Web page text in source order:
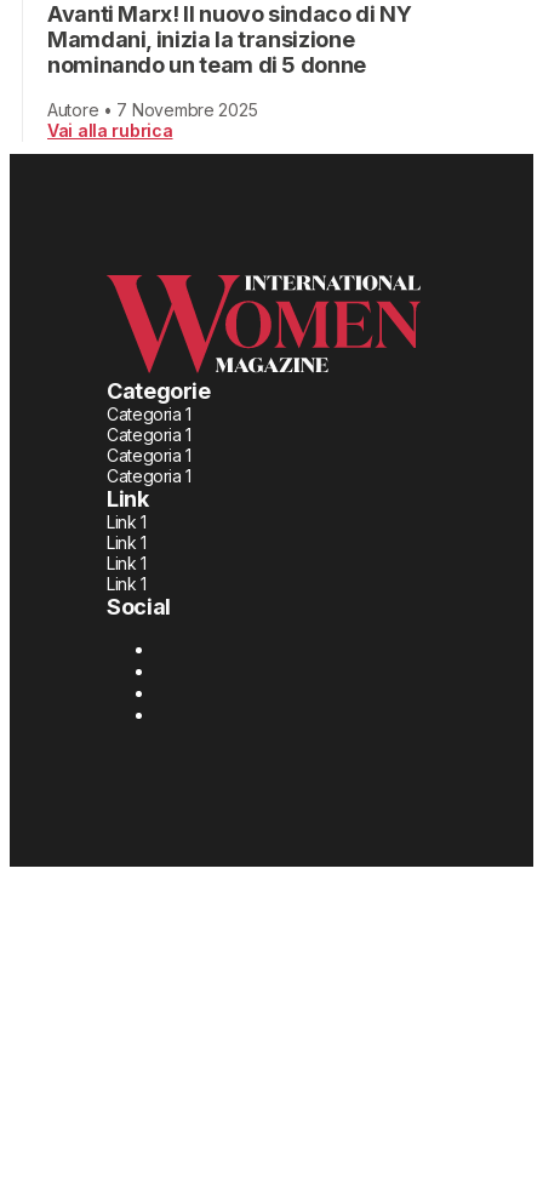
Avanti Marx! Il nuovo sindaco di NY
Mamdani, inizia la transizione
nominando un team di 5 donne
Autore • 7 Novembre 2025
Vai alla rubrica
Categorie
Categoria 1
Categoria 1
Categoria 1
Categoria 1
Link
Link 1
Link 1
Link 1
Link 1
Social